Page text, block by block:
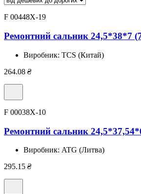
F 00448X-19
Ремонтний сальник 24,5*38*7
Виробник: TCS (Китай)
264.08 ₴
F 00038X-10
Ремонтний сальник
Виробник: ATG (Литва)
295.15 ₴